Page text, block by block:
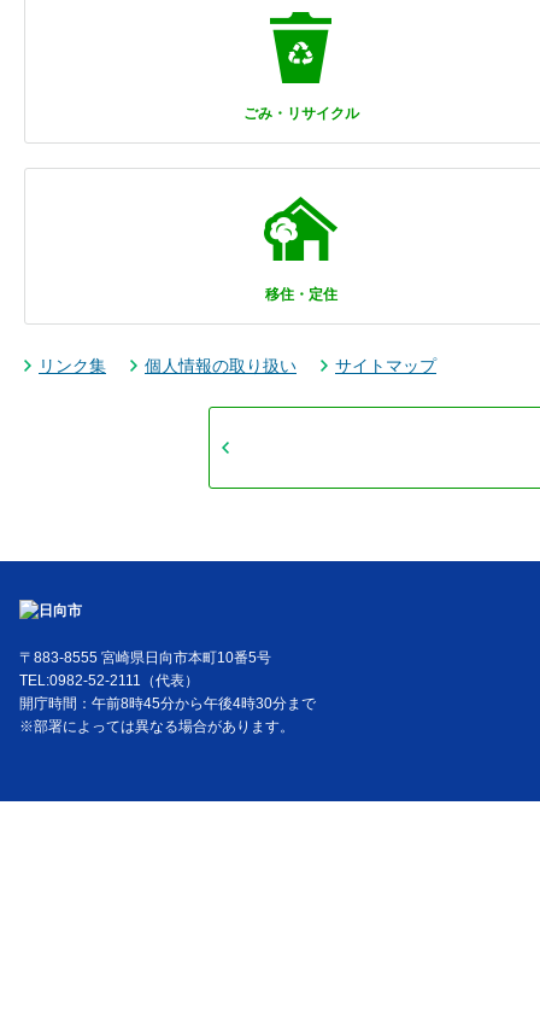
ごみ・リサイクル
移住・定住
リンク集 個人情報の取り扱い サイトマップ
〒883-8555 宮崎県日向市本町10番5号
TEL:0982-52-2111（代表）
開庁時間：午前8時45分から午後4時30分まで
※部署によっては異なる場合があります。